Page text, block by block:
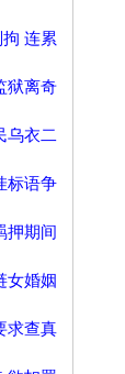
连累
狱离奇
乌衣二
标语争
押期间
女婚姻
求查真